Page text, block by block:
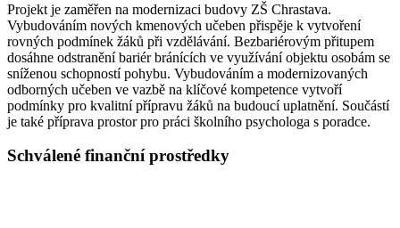
Projekt je zaměřen na modernizaci budovy ZŠ Chrastava.
Vybudováním nových kmenových učeben přispěje k vytvoření
rovných podmínek žáků při vzdělávání. Bezbariérovým přitupem
dosáhne odstranění bariér bránících ve využívání objektu osobám se
sníženou schopností pohybu. Vybudováním a modernizovaných
odborných učeben ve vazbě na klíčové kompetence vytvoří
podmínky pro kvalitní přípravu žáků na budoucí uplatnění. Součástí
je také příprava prostor pro práci školního psychologa s poradce.
Schválené finanční prostředky